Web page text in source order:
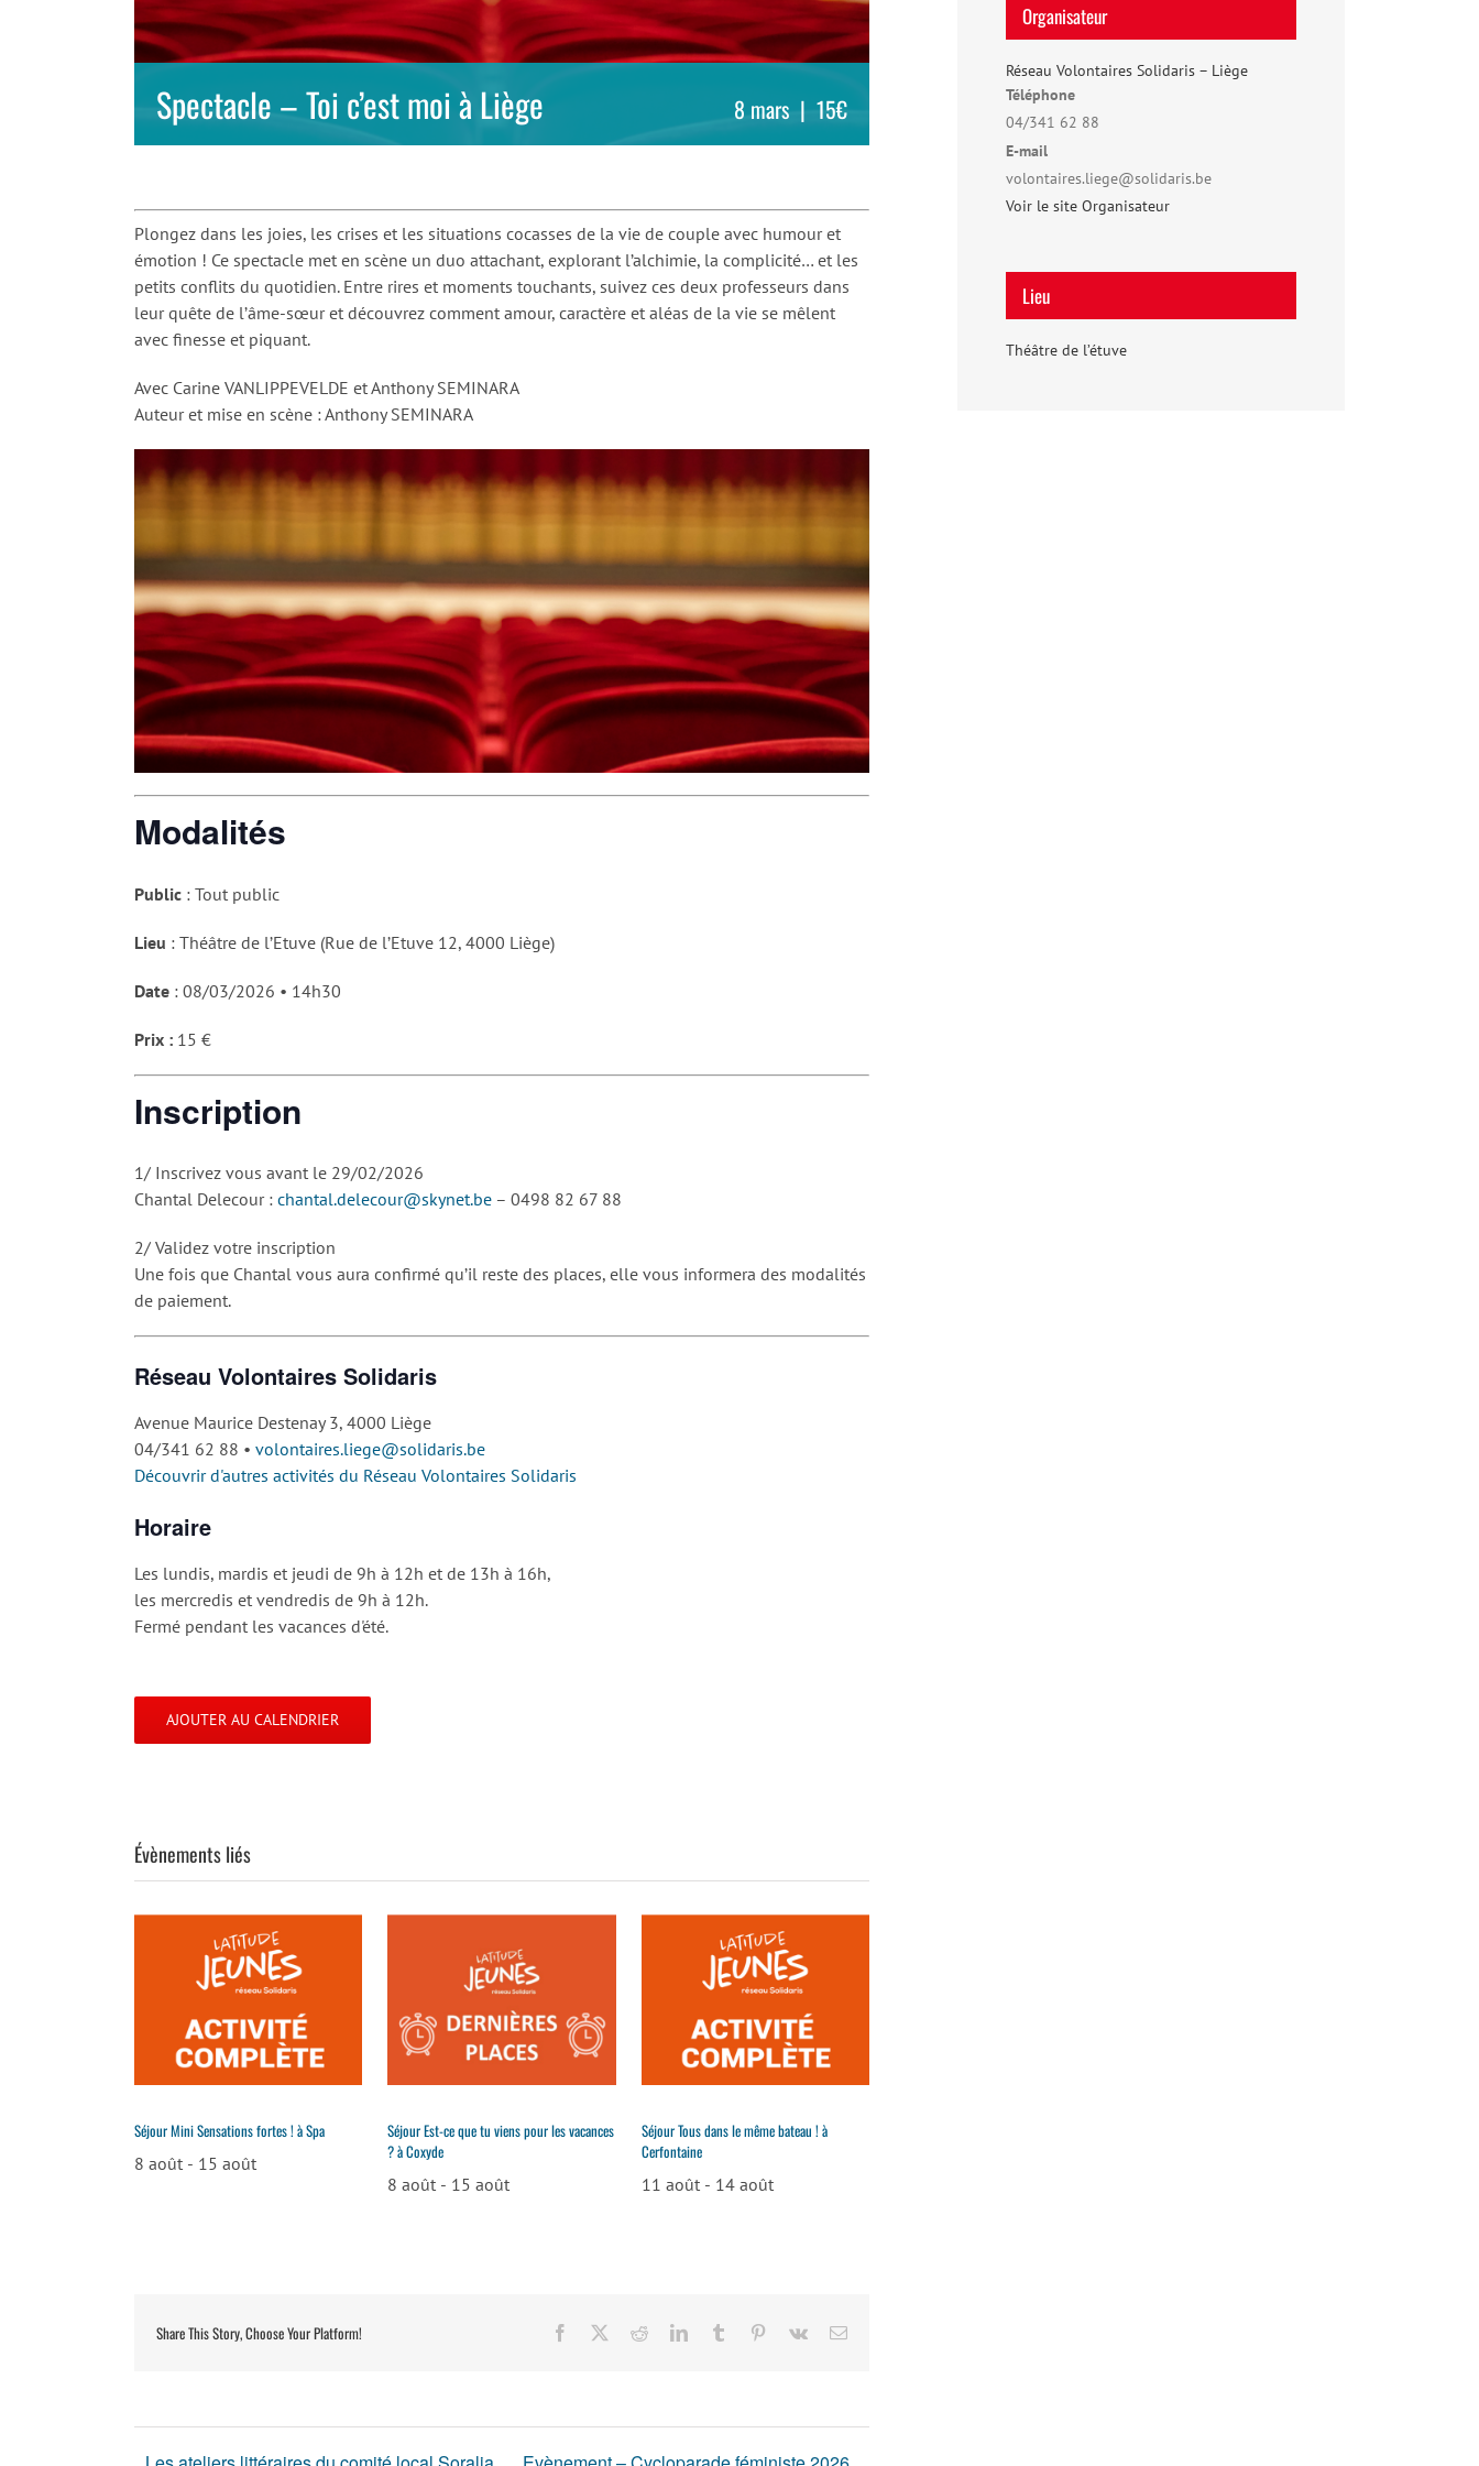
Spectacle – Toi c’est moi à Liège 8 mars | 15€
Plongez dans les joies, les crises et les situations cocasses de la vie de couple avec humour et
émotion ! Ce spectacle met en scène un duo attachant, explorant l’alchimie, la complicité… et les
petits conflits du quotidien. Entre rires et moments touchants, suivez ces deux professeurs dans
leur quête de l’âme-sœur et découvrez comment amour, caractère et aléas de la vie se mêlent
avec finesse et piquant.
Avec Carine VANLIPPEVELDE et Anthony SEMINARA
Auteur et mise en scène : Anthony SEMINARA
Modalités
Public : Tout public
Lieu : Théâtre de l’Etuve (Rue de l’Etuve 12, 4000 Liège)
Date : 08/03/2026 • 14h30
Prix : 15 €
Inscription
1/ Inscrivez vous avant le 29/02/2026
Chantal Delecour : chantal.delecour@skynet.be – 0498 82 67 88
2/ Validez votre inscription
Une fois que Chantal vous aura confirmé qu’il reste des places, elle vous informera des modalités
de paiement.
Réseau Volontaires Solidaris
Avenue Maurice Destenay 3, 4000 Liège
04/341 62 88 • volontaires.liege@solidaris.be
Découvrir d'autres activités du Réseau Volontaires Solidaris
Horaire
Les lundis, mardis et jeudi de 9h à 12h et de 13h à 16h,
les mercredis et vendredis de 9h à 12h.
Fermé pendant les vacances d'été.
AJOUTER AU CALENDRIER
Évènements liés
Séjour Mini Sensations fortes ! à Spa
8 août - 15 août
Séjour Est-ce que tu viens pour les vacances
? à Coxyde
8 août - 15 août
Séjour Tous dans le même bateau ! à
Cerfontaine
11 août - 14 août
Share This Story, Choose Your Platform! Facebook RedditLinkedInTumblr Pinterest
Vk Email
Organisateur
Réseau Volontaires Solidaris – Liège
Téléphone
04/341 62 88
E-mail
volontaires.liege@solidaris.be
Voir le site Organisateur
Lieu
Théâtre de l’étuve